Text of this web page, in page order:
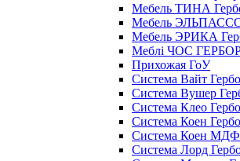
Мебель ТИНА
Мебель ЭЛЬПАССО
Мебель ЭРИКА
Меблі ЧОС
Прихожая ГоУ
Система Вайт
Система Вушер
Система Клео
Система Коен
Система Коен МДФ
Система Лорд